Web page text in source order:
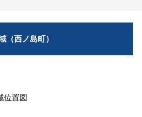
（西ノ島町）
位置図